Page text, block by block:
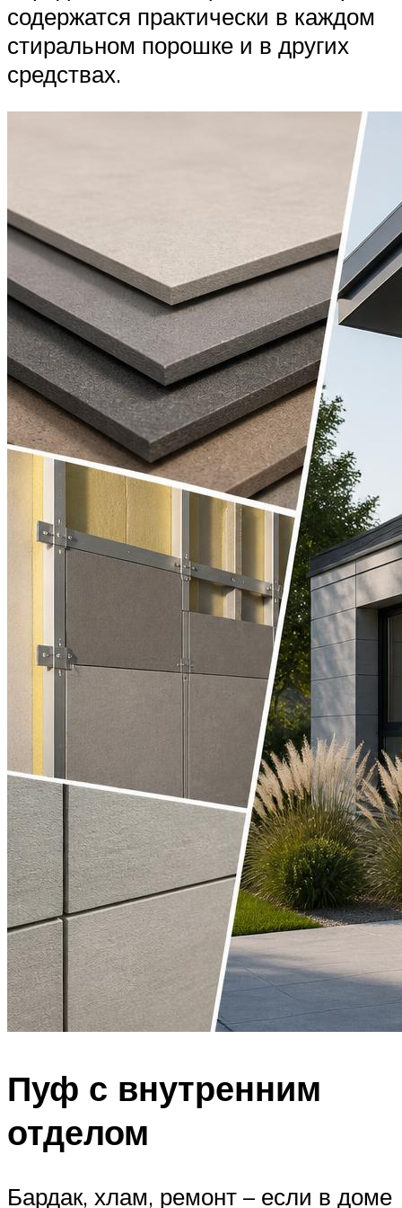
содержатся практически в каждом
стиральном порошке и в других
средствах.
Пуф с внутренним
отделом
Бардак, хлам, ремонт – если в доме